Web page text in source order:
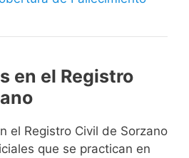
en el Registro
el Registro Civil de Sorzano
que se practican en